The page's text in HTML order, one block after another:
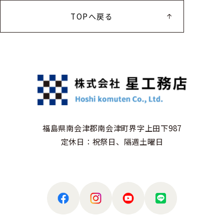
TOPへ戻る
福島県南会津郡南会津町界字上田下987
定休日：祝祭日、隔週土曜日